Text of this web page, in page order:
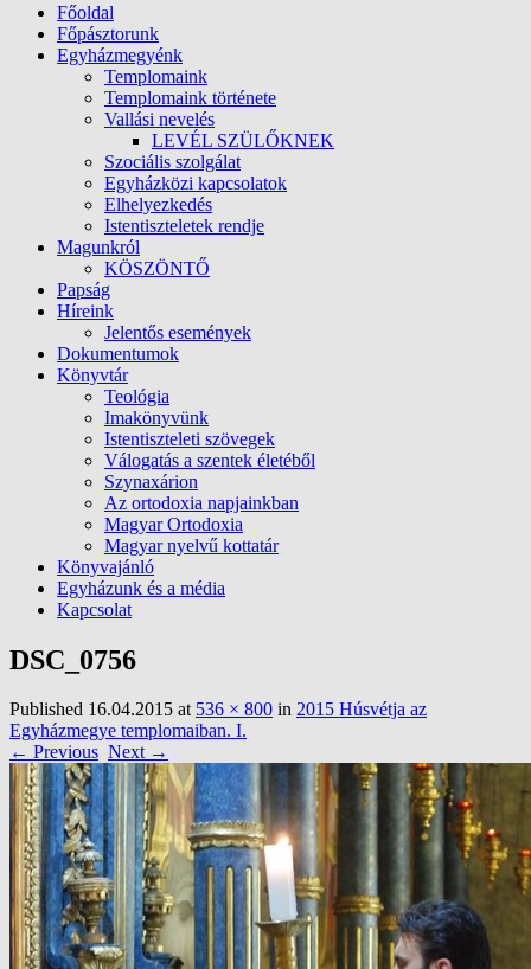
Főoldal
Főpásztorunk
Egyházmegyénk
Templomaink
Templomaink története
Vallási nevelés
LEVÉL SZÜLŐKNEK
Szociális szolgálat
Egyházközi kapcsolatok
Elhelyezkedés
Istentiszteletek rendje
Magunkról
KÖSZÖNTŐ
Papság
Híreink
Jelentős események
Dokumentumok
Könyvtár
Teológia
Imakönyvünk
Istentiszteleti szövegek
Válogatás a szentek életéből
Szynaxárion
Az ortodoxia napjainkban
Magyar Ortodoxia
Magyar nyelvű kottatár
Könyvajánló
Egyházunk és a média
Kapcsolat
DSC_0756
Published 16.04.2015 at 536 × 800 in 2015 Húsvétja az
Egyházmegye templomaiban. I.
← Previous Next →